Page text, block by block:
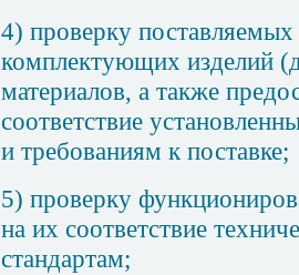
4) проверку
комплектующих изделий
материалов, а также
соответствие
и требованиям к поставке;
5) проверку
на их соответствие
стандартам;